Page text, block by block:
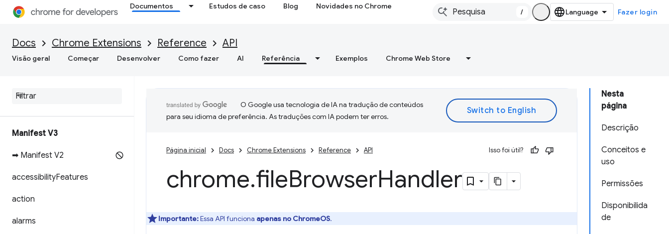
Documentos Estudos de caso Blog Novidades no Chrome
/ Fazer login
Docs Chrome Extensions Reference API
Visão geral Começar Desenvolver Como fazer AI Referência Exemplos Chrome Web Store
Manifest V3
➡ Manifest V2
accessibilityFeatures
action
alarms
Nesta
página
Descrição
Conceitos e
uso
Permissões
Disponibilida
de
O Google usa tecnologia de IA na tradução de conteúdos
para seu idioma de preferência. As traduções com IA podem ter erros.
Página inicial Docs Chrome Extensions Reference API Isso foi útil?
chrome.fileBrowserHandler
Importante:Essa API funciona apenas no ChromeOS.